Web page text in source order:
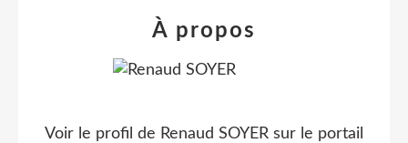
À propos
Voir le profil de Renaud SOYER sur le portail